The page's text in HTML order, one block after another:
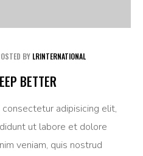
BY LRINTERNATIONAL
BETTER
adipisicing elit,
ut labore et dolore
veniam, quis nostrud